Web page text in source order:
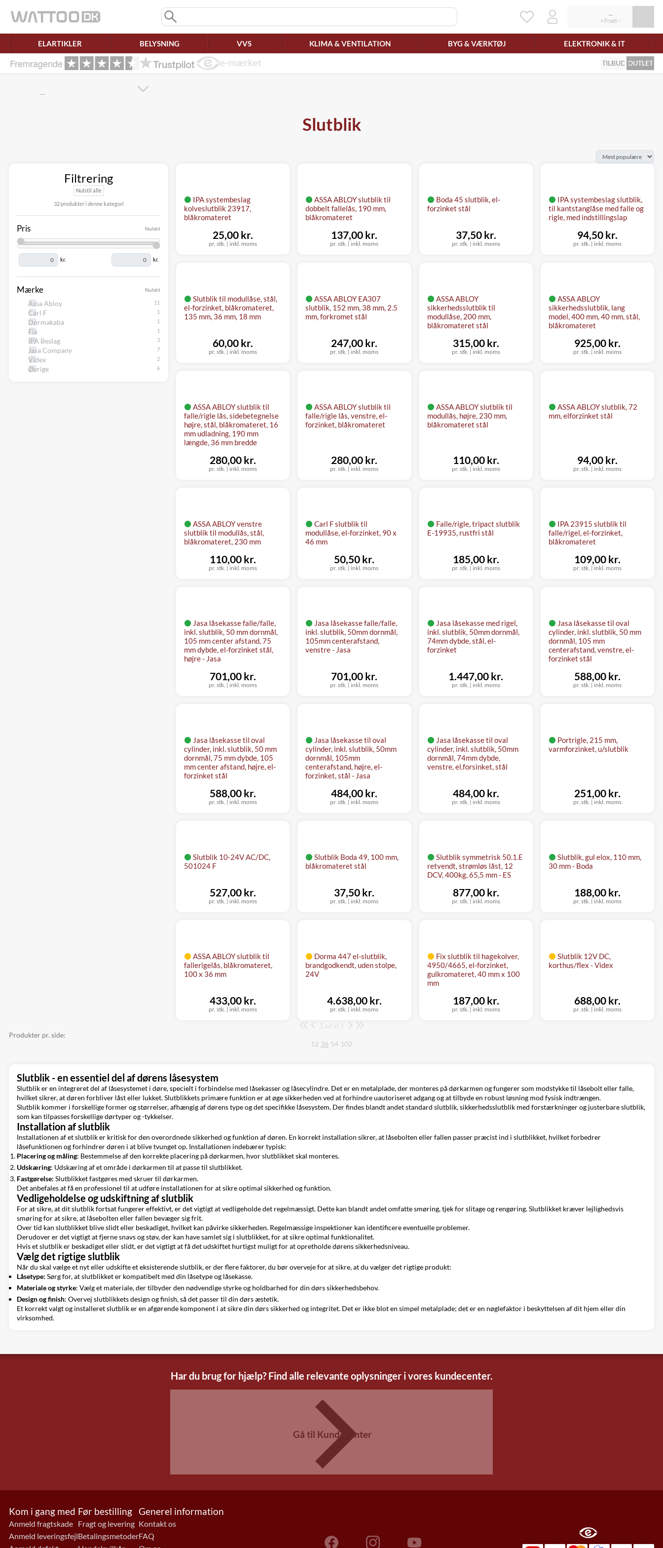
ELARTIKLER BELYSNING VVS KLIMA & VENTILATION BYG & VÆRKTØJ ELEKTRONIK & IT
Fremragende TILBUD OUTLET
…
Slutblik
Filtrering
Nulstil alle
32 produkter i denne kategori
Nulstil
Pris
kr. kr.
Nulstil
Mærke
Assa Abloy
Carl F
Dormakaba
Fix
IPA Beslag
Jasa Company
Videx
Øvrige
IPA systembeslag
kolveslutblik 23917,
blåkromateret
pr. stk. | inkl. moms
25,00 kr.
ASSA ABLOY slutblik til
dobbelt fallelås, 190 mm,
blåkromateret
pr. stk. | inkl. moms
137,00 kr.
Boda 45 slutblik, el-
forzinket stål
pr. stk. | inkl. moms
37,50 kr.
IPA systembeslag slutblik,
til kantstanglåse med falle og
rigle, med indstillingslap
pr. stk. | inkl. moms
94,50 kr.
Slutblik til modullåse, stål,
el-forzinket, blåkromateret,
135 mm, 36 mm, 18 mm
pr. stk. | inkl. moms
60,00 kr.
ASSA ABLOY EA307
slutblik, 152 mm, 38 mm, 2.5
mm, forkromet stål
pr. stk. | inkl. moms
247,00 kr.
ASSA ABLOY
sikkerhedsslutblik til
modullåse, 200 mm,
blåkromateret stål
pr. stk. | inkl. moms
315,00 kr.
ASSA ABLOY
sikkerhedsslutblik, lang
model, 400 mm, 40 mm, stål,
blåkromateret
pr. stk. | inkl. moms
925,00 kr.
ASSA ABLOY slutblik til
falle/rigle lås, sidebetegnelse
højre, stål, blåkromateret, 16
mm udladning, 190 mm
længde, 36 mm bredde
pr. stk. | inkl. moms
280,00 kr.
ASSA ABLOY slutblik til
falle/rigle lås, venstre, el-
forzinket, blåkromateret
pr. stk. | inkl. moms
280,00 kr.
ASSA ABLOY slutblik til
modullås, højre, 230 mm,
blåkromateret stål
pr. stk. | inkl. moms
110,00 kr.
ASSA ABLOY slutblik, 72
mm, elforzinket stål
pr. stk. | inkl. moms
94,00 kr.
ASSA ABLOY venstre
slutblik til modullås, stål,
blåkromateret, 230 mm
pr. stk. | inkl. moms
110,00 kr.
Carl F slutblik til
modullåse, el-forzinket, 90 x
46 mm
pr. stk. | inkl. moms
50,50 kr.
Falle/rigle, tripact slutblik
E-19935, rustfri stål
pr. stk. | inkl. moms
185,00 kr.
IPA 23915 slutblik til
falle/rigel, el-forzinket,
blåkromateret
pr. stk. | inkl. moms
109,00 kr.
Jasa låsekasse falle/falle,
inkl. slutblik, 50 mm dornmål,
105 mm center afstand, 75
mm dybde, el-forzinket stål,
højre - Jasa
pr. stk. | inkl. moms
701,00 kr.
Jasa låsekasse falle/falle,
inkl. slutblik, 50mm dornmål,
105mm centerafstand,
venstre - Jasa
pr. stk. | inkl. moms
701,00 kr.
Jasa låsekasse med rigel,
inkl. slutblik, 50mm dornmål,
74mm dybde, stål, el-
forzinket
pr. stk. | inkl. moms
1.447,00 kr.
Jasa låsekasse til oval
cylinder, inkl. slutblik, 50 mm
dornmål, 105 mm
centerafstand, venstre, el-
forzinket stål
pr. stk. | inkl. moms
588,00 kr.
Jasa låsekasse til oval
cylinder, inkl. slutblik, 50 mm
dornmål, 75 mm dybde, 105
mm center afstand, højre, el-
forzinket stål
pr. stk. | inkl. moms
588,00 kr.
Jasa låsekasse til oval
cylinder, inkl. slutblik, 50mm
dornmål, 105mm
centerafstand, højre, el-
forzinket, stål - Jasa
pr. stk. | inkl. moms
484,00 kr.
Jasa låsekasse til oval
cylinder, inkl. slutblik, 50mm
dornmål, 74mm dybde,
venstre, el.forsinket, stål
pr. stk. | inkl. moms
484,00 kr.
Portrigle, 215 mm,
varmforzinket, u/slutblik
pr. stk. | inkl. moms
251,00 kr.
Slutblik 10-24V AC/DC,
501024 F
pr. stk. | inkl. moms
527,00 kr.
Slutblik Boda 49, 100 mm,
blåkromateret stål
pr. stk. | inkl. moms
37,50 kr.
Slutblik symmetrisk 50.1.E
retvendt, strømløs låst, 12
DCV, 400kg, 65,5 mm - ES
pr. stk. | inkl. moms
877,00 kr.
Slutblik, gul elox, 110 mm,
30 mm - Boda
pr. stk. | inkl. moms
188,00 kr.
ASSA ABLOY slutblik til
fallerigelås, blåkromateret,
100 x 36 mm
pr. stk. | inkl. moms
433,00 kr.
Dorma 447 el-slutblik,
brandgodkendt, uden stolpe,
24V
pr. stk. | inkl. moms
4.638,00 kr.
Fix slutblik til hagekolver,
4950/4665, el-forzinket,
gulkromateret, 40 mm x 100
mm
pr. stk. | inkl. moms
187,00 kr.
Slutblik 12V DC,
korthus/flex - Videx
pr. stk. | inkl. moms
688,00 kr.
Side
ud af 1
Produkter pr. side:
12 36 54 102
Slutblik - en essentiel del af dørens låsesystem
Slutblik er en integreret del af låsesystemet i døre, specielt i forbindelse med låsekasser og låsecylindre. Det er en metalplade, der monteres på dørkarmen og fungerer som modstykke til låsebolt eller falle,
hvilket sikrer, at døren forbliver låst eller lukket. Slutblikkets primære funktion er at øge sikkerheden ved at forhindre uautoriseret adgang og at tilbyde en robust løsning mod fysisk indtrængen.
Slutblik kommer i forskellige former og størrelser, afhængig af dørens type og det specifikke låsesystem. Der findes blandt andet standard slutblik, sikkerhedsslutblik med forstærkninger og justerbare slutblik,
som kan tilpasses forskellige dørtyper og -tykkelser.
Installation af slutblik
Installationen af et slutblik er kritisk for den overordnede sikkerhed og funktion af døren. En korrekt installation sikrer, at låsebolten eller fallen passer præcist ind i slutblikket, hvilket forbedrer
låsefunktionen og forhindrer døren i at blive tvunget op. Installationen indebærer typisk:
Placering og måling: Bestemmelse af den korrekte placering på dørkarmen, hvor slutblikket skal monteres.
Udskæring: Udskæring af et område i dørkarmen til at passe til slutblikket.
Fastgørelse: Slutblikket fastgøres med skruer til dørkarmen.
Det anbefales at få en professionel til at udføre installationen for at sikre optimal sikkerhed og funktion.
Vedligeholdelse og udskiftning af slutblik
For at sikre, at dit slutblik fortsat fungerer effektivt, er det vigtigt at vedligeholde det regelmæssigt. Dette kan blandt andet omfatte smøring, tjek for slitage og rengøring. Slutblikket kræver lejlighedsvis
smøring for at sikre, at låsebolten eller fallen bevæger sig frit.
Over tid kan slutblikket blive slidt eller beskadiget, hvilket kan påvirke sikkerheden. Regelmæssige inspektioner kan identificere eventuelle problemer.
Derudover er det vigtigt at fjerne snavs og støv, der kan have samlet sig i slutblikket, for at sikre optimal funktionalitet.
Hvis et slutblik er beskadiget eller slidt, er det vigtigt at få det udskiftet hurtigst muligt for at opretholde dørens sikkerhedsniveau.
Vælg det rigtige slutblik
Når du skal vælge et nyt eller udskifte et eksisterende slutblik, er der flere faktorer, du bør overveje for at sikre, at du vælger det rigtige produkt:
Låsetype: Sørg for, at slutblikket er kompatibelt med din låsetype og låsekasse.
Materiale og styrke: Vælg et materiale, der tilbyder den nødvendige styrke og holdbarhed for din dørs sikkerhedsbehov.
Design og finish: Overvej slutblikkets design og finish, så det passer til din dørs æstetik.
Et korrekt valgt og installeret slutblik er en afgørende komponent i at sikre din dørs sikkerhed og integritet. Det er ikke blot en simpel metalplade; det er en nøglefaktor i beskyttelsen af dit hjem eller din
virksomhed.
Har du brug for hjælp? Find alle relevante oplysninger i vores kundecenter.
Gå til Kundecenter
Kom i gang med
Anmeld fragtskade
Anmeld leveringsfejl
Før bestilling
Fragt og levering
Betalingsmetoder
Generel information
Kontakt os
FAQ
Ret samtykke!